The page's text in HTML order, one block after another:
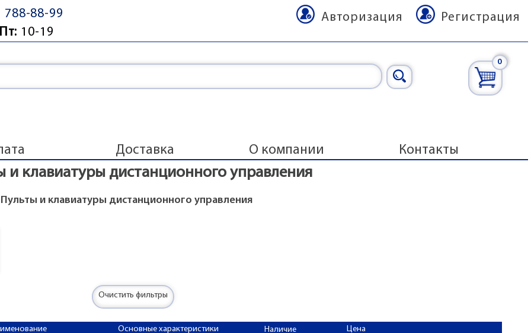
788-88-99
10-19
Регистрация
Авторизация
0
Доставка О компании Контакты
и клавиатуры дистанционного управления
и клавиатуры дистанционного управления
Очистить фильтры
Основные характеристики Наличие Цена